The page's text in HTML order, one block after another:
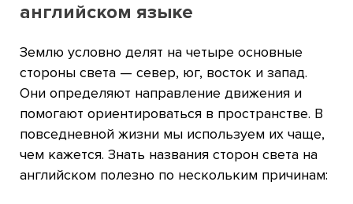
английском языке
Землю условно делят на четыре основные
стороны света — север, юг, восток и запад.
Они определяют направление движения и
помогают ориентироваться в пространстве. В
повседневной жизни мы используем их чаще,
чем кажется. Знать названия сторон света на
английском полезно по нескольким причинам: